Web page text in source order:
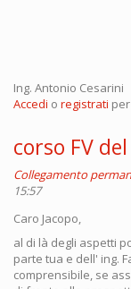
Ing. Antonio Cesarini
Accedi o registrati
corso FV
Collegamento
15:57
Caro Jacopo,
al di là degli aspetti
parte tua e dell' ing.
comprensibile, se